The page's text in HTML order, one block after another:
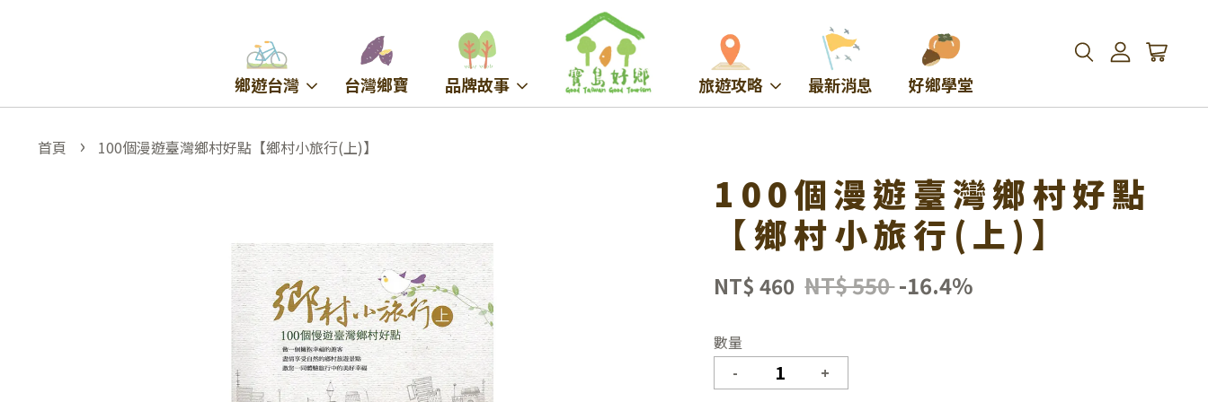
鄉遊台灣 台灣鄉寶 品牌故事 旅遊攻略 最新消息 好鄉學堂
首頁 › 100個漫遊臺灣鄉村好點【鄉村小旅行(上)】
100個漫遊臺灣鄉村好點
【鄉村小旅行(上)】
NT$ 460 NT$ 550-16.4%
數量
-
+